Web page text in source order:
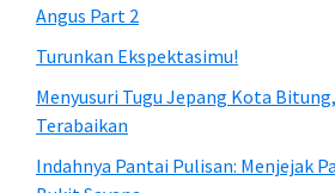
Angus Part 2
Turunkan Ekspektasimu!
Menyusuri Tugu Jepang Kota Bitung,
Terabaikan
Indahnya Pantai Pulisan: Menjejak